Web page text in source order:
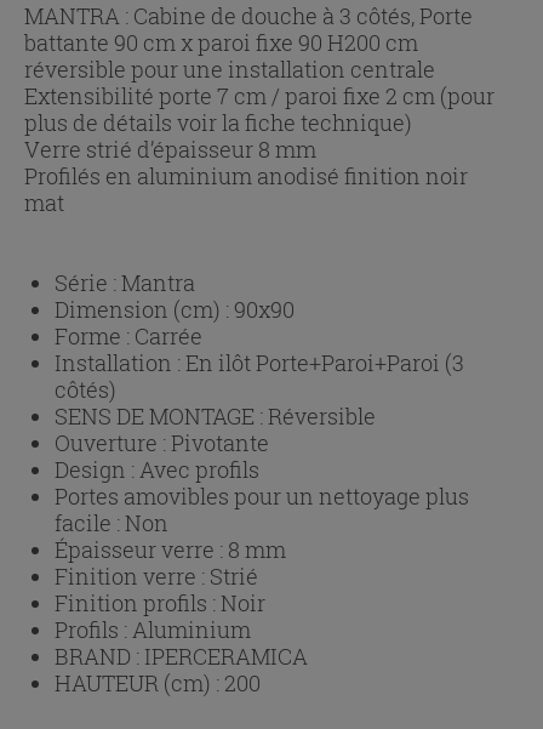
MANTRA : Cabine de douche à 3 côtés, Porte
battante 90 cm x paroi fixe 90 H200 cm
réversible pour une installation centrale
Extensibilité porte 7 cm / paroi fixe 2 cm (pour
plus de détails voir la fiche technique)
Verre strié d’épaisseur 8 mm
Profilés en aluminium anodisé finition noir
mat
Série :Mantra
Dimension (cm) : 90x90
Forme : Carrée
Installation :En ilôt Porte+Paroi+Paroi (3
côtés)
SENS DE MONTAGE :Réversible
Ouverture :Pivotante
Design :Avec profils
Portes amovibles pour un nettoyage plus
facile :Non
Épaisseur verre : 8 mm
Finition verre : Strié
Finition profils :Noir
Profils :Aluminium
BRAND : IPERCERAMICA
HAUTEUR (cm) : 200